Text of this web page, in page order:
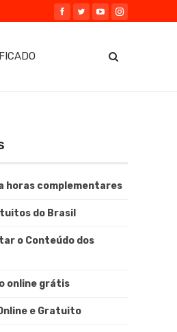
horas complementares
do Brasil
o Conteúdo dos
online grátis
e Gratuito